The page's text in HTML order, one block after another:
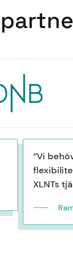
partne
“Vi
XLNTs